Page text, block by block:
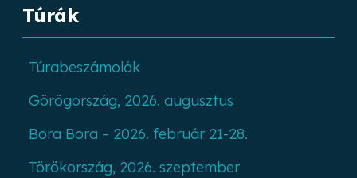
Túrák
Túrabeszámolók
Görögország, 2026. augusztus
Bora Bora – 2026. február 21-28.
Törökország, 2026. szeptember